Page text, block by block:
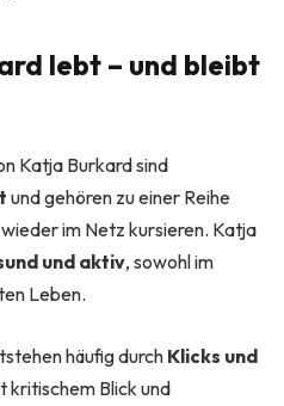
lebt – und bleibt
Katja Burkard sind
und gehören zu einer Reihe
im Netz kursieren. Katja
und aktiv, sowohl im
Leben.
häufig durch Klicks und
kritischem Blick und